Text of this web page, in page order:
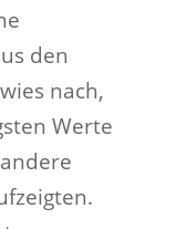
den
nach,
Werte